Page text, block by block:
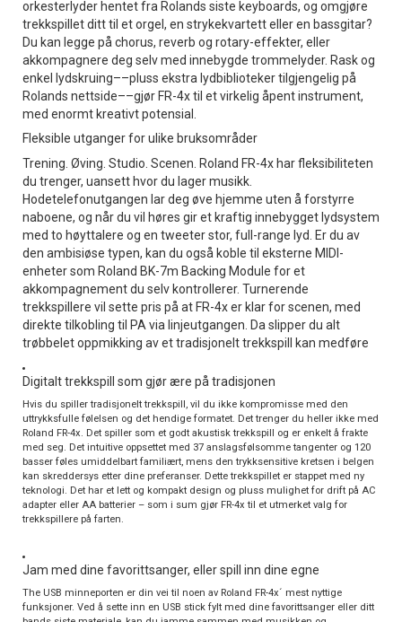
orkesterlyder hentet fra Rolands siste keyboards, og omgjøre
trekkspillet ditt til et orgel, en strykekvartett eller en bassgitar?
Du kan legge på chorus, reverb og rotary-effekter, eller
akkompagnere deg selv med innebygde trommelyder. Rask og
enkel lydskruing––pluss ekstra lydbiblioteker tilgjengelig på
Rolands nettside––gjør FR-4x til et virkelig åpent instrument,
med enormt kreativt potensial.
Fleksible utganger for ulike bruksområder
Trening. Øving. Studio. Scenen. Roland FR-4x har fleksibiliteten
du trenger, uansett hvor du lager musikk.
Hodetelefonutgangen lar deg øve hjemme uten å forstyrre
naboene, og når du vil høres gir et kraftig innebygget lydsystem
med to høyttalere og en tweeter stor, full-range lyd. Er du av
den ambisiøse typen, kan du også koble til eksterne MIDI-
enheter som Roland BK-7m Backing Module for et
akkompagnement du selv kontrollerer. Turnerende
trekkspillere vil sette pris på at FR-4x er klar for scenen, med
direkte tilkobling til PA via linjeutgangen. Da slipper du alt
trøbbelet oppmikking av et tradisjonelt trekkspill kan medføre
Digitalt trekkspill som gjør ære på tradisjonen
Hvis du spiller tradisjonelt trekkspill, vil du ikke kompromisse med den
uttrykksfulle følelsen og det hendige formatet. Det trenger du heller ikke med
Roland FR-4x. Det spiller som et godt akustisk trekkspill og er enkelt å frakte
med seg. Det intuitive oppsettet med 37 anslagsfølsomme tangenter og 120
basser føles umiddelbart familiært, mens den trykksensitive kretsen i belgen
kan skreddersys etter dine preferanser. Dette trekkspillet er stappet med ny
teknologi. Det har et lett og kompakt design og pluss mulighet for drift på AC
adapter eller AA batterier – som i sum gjør FR-4x til et utmerket valg for
trekkspillere på farten.
Jam med dine favorittsanger, eller spill inn dine egne
The USB minneporten er din vei til noen av Roland FR-4x´ mest nyttige
funksjoner. Ved å sette inn en USB stick fylt med dine favorittsanger eller ditt